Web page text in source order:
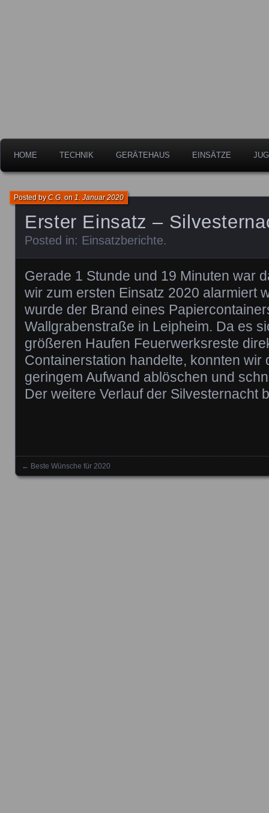
HOME TECHNIK GERÄTEHAUS EINSÄTZE
Erster Einsatz –
Posted byC.G. on1. Januar 2020
Posted in: Einsatzberichte.
Gerade 1 Stunde und 19 Minuten war
wir zum ersten Einsatz 2020 alarmiert
wurde der Brand eines
Wallgrabenstraße in Leipheim. Da es
größeren Haufen Feuerwerksreste
Containerstation handelte, konnten wir
geringem Aufwand ablöschen und
Der weitere Verlauf der Silvesternacht
Posts navigation
← Beste Wünsche für 2020